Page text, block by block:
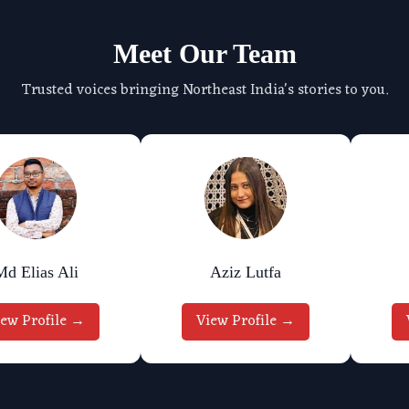
Meet Our Team
Trusted voices bringing Northeast India's stories to you.
Elias Ali
Profile →
Aziz Lutfa
View Profile →